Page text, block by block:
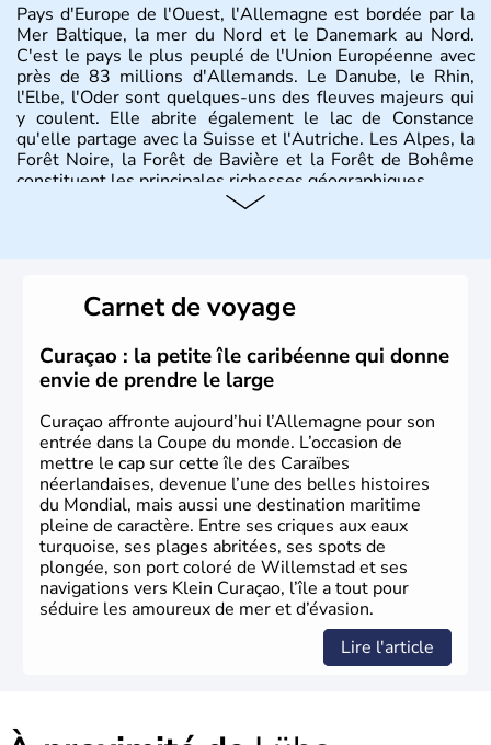
Pays d'Europe de l'Ouest, l'Allemagne est bordée par la
Mer Baltique, la mer du Nord et le Danemark au Nord.
C'est le pays le plus peuplé de l'Union Européenne avec
près de 83 millions d'Allemands. Le Danube, le Rhin,
l'Elbe, l'Oder sont quelques-uns des fleuves majeurs qui
y coulent. Elle abrite également le lac de Constance
qu'elle partage avec la Suisse et l'Autriche. Les Alpes, la
Forêt Noire, la Forêt de Bavière et la Forêt de Bohême
constituent les principales richesses géographiques.
lesquelles bénéficient d'une grande autonomie. Le pays
peut se targuer de grands noms qu'il a vu naître dans tous
les domaines, des arts à la politique en passant par la
philosophie. Hertz, Gutenberg, Heidegger, Thomas Mann,
Herman Hesse ou bien Hegel en font partie.
Carnet de voyage
Curaçao : la petite île caribéenne qui donne
envie de prendre le large
Curaçao affronte aujourd’hui l’Allemagne pour son
entrée dans la Coupe du monde. L’occasion de
mettre le cap sur cette île des Caraïbes
néerlandaises, devenue l’une des belles histoires
du Mondial, mais aussi une destination maritime
pleine de caractère. Entre ses criques aux eaux
turquoise, ses plages abritées, ses spots de
plongée, son port coloré de Willemstad et ses
navigations vers Klein Curaçao, l’île a tout pour
séduire les amoureux de mer et d’évasion.
Lire l'article